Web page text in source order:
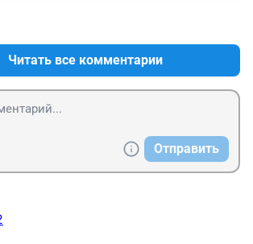
Читать все комментарии
Отправить